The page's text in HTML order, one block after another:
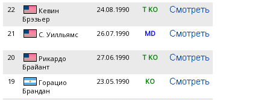
22
Кевин
Брэзьер
24.08.1990 T KO
21 С. Уилльямс 26.07.1990 MD
20
Рикардо
Брайант
27.06.1990 T KO
19
Горацио
Брандан
23.05.1990 KO